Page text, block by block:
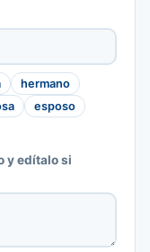
hermano
esposo
y edítalo si